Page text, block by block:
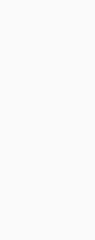
ち上げ、共同
で行なわれ
ン「Light of